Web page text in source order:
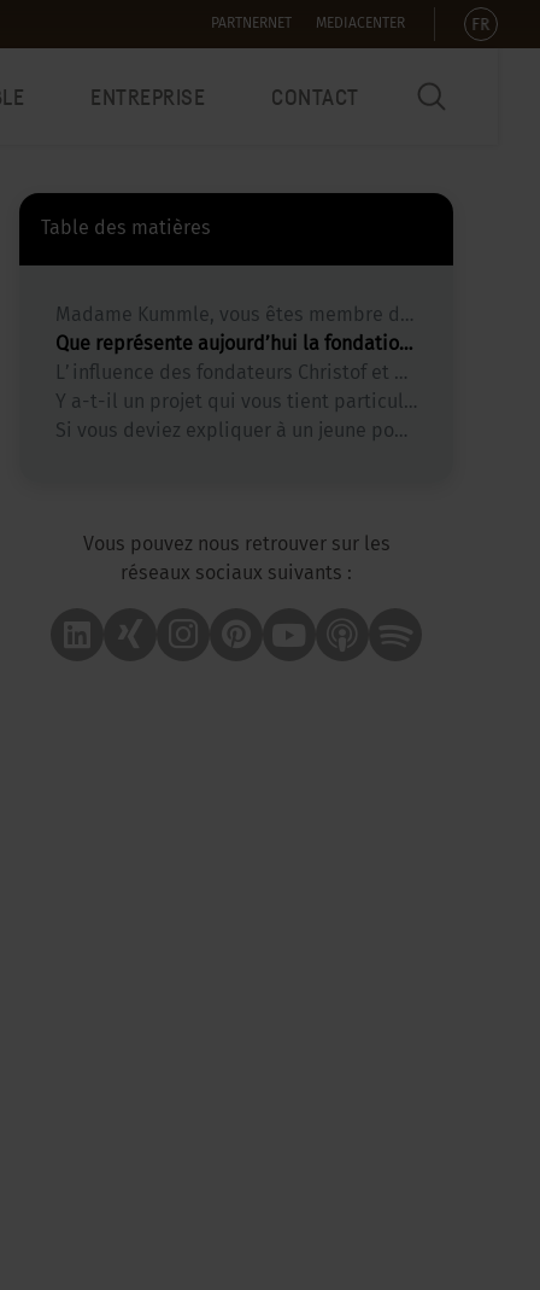
PARTNERNET MEDIACENTER FR
ENTREPRISE CONTACT
Table des matières
Madame Kummle, vous êtes membre du conseil d’administration de la fondation Stoll VITA depuis 2011. Que signifie pour vous personnellement le travail au sein d’une fondation ?
Que représente aujourd’hui la fondation Stoll VITA – et qu’est-ce qui la distingue peut-être des autres fondations ?
L’influence des fondateurs Christof et Emma Stoll se fait-elle encore sentir aujourd’hui ? Si oui, comment ?
Y a-t-il un projet qui vous tient particulièrement à cœur ? Si oui, pourquoi ?
Si vous deviez expliquer à un jeune pourquoi les fondations sont nécessaires, que diriez-vous ?
Vous pouvez nous retrouver sur les
réseaux sociaux suivants :